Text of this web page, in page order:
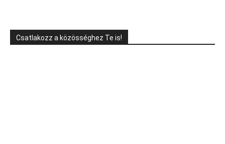
Csatlakozz a közösséghez Te is!